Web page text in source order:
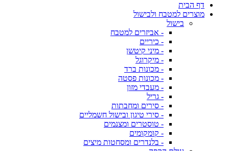
דף הבית
מוצרים למטבח ולבישול
בישול
- אביזרים למטבח
- כיריים
- מיני קיטשן
- מיקרוגל
- מכונות ברד
- מכונות פסטה
- מעבדי מזון
- גריל
- סירים ומחבתות
- סירי טיגון ובישול חשמליים
- טוסטרים ומצנמים
- קומקומים
- בלנדרים ומסחטות מיצים